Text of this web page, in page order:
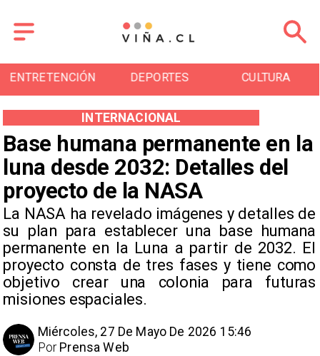
DEPORTES
Base humana permanente en la
luna desde 2032: Detalles del
proyecto de la NASA
La NASA ha revelado imágenes y detalles de
su plan para establecer una base humana
permanente en la Luna a partir de 2032. El
proyecto consta de tres fases y tiene como
objetivo crear una colonia para futuras
misiones espaciales.
INTERNACIONAL
Miércoles, 27 De Mayo De 2026 15:46
Prensa Web
Por